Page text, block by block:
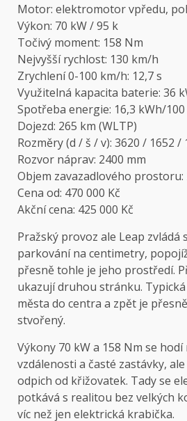
Motor: elektromotor vpředu,
Výkon: 70 kW / 95 k
Točivý moment: 158 Nm
Nejvyšší rychlost: 130 km/h
Zrychlení 0-100 km/h: 12,7 s
Využitelná kapacita baterie: 36
Spotřeba energie: 16,3 kWh/
Dojezd: 265 km (WLTP)
Rozměry (d / š / v): 3620 / 1652 /
Rozvor náprav: 2400 mm
Objem zavazadlového prostoru:
Cena od: 470 000 Kč
Akční cena: 425 000 Kč
Pražský provoz ale Leap zvládá
parkování na centimetry,
přesně tohle je jeho prostředí.
ukazují druhou stránku.
města do centra a zpět je
stvořený.
Výkony 70 kW a 158 Nm se
vzdálenosti a časté zastávky,
odpich od křižovatek. Tady se
potkává s realitou bez velkých
víc než jen elektrická krabička.